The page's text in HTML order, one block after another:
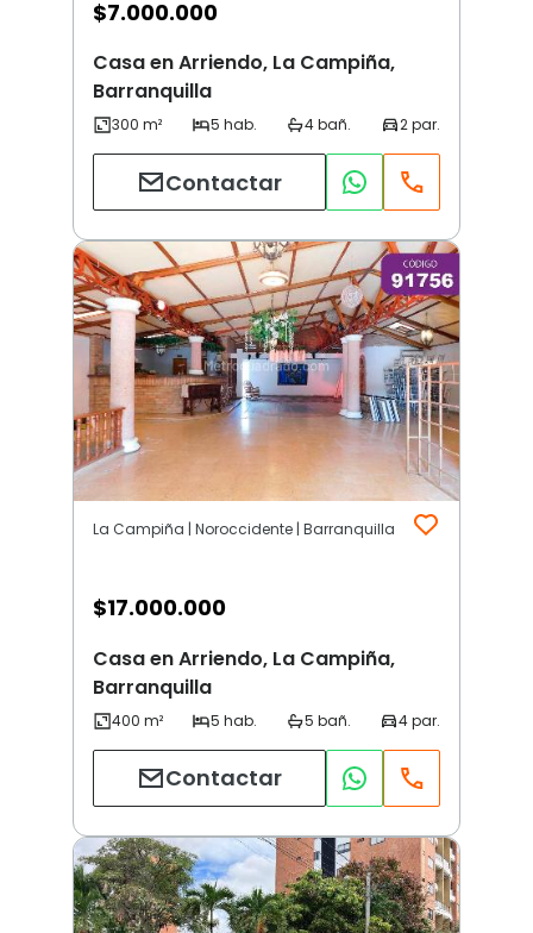
$7.000.000
Casa en Arriendo, La Campiña,
Barranquilla
Contactar
La Campiña | Noroccidente | Barranquilla
$17.000.000
Casa en Arriendo, La Campiña,
Barranquilla
Contactar